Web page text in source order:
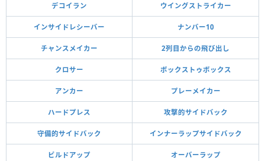
デコイラン ウイングストライカー
インサイドレシーバー ナンバー10
チャンスメイカー 2列目からの飛び出し
クロサー ボックストゥボックス
アンカー プレーメイカー
ハードプレス 攻撃的サイドバック
守備的サイドバック インナーラップサイドバック
ビルドアップ オーバーラップ